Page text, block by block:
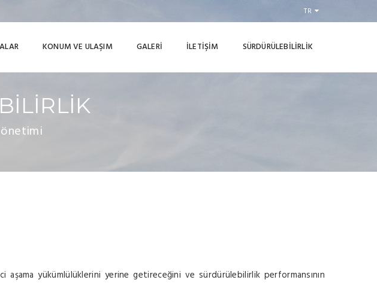
TR
KONUM VE ULAŞIM GALERİ İLETİŞİM SÜRDÜRÜLEBİLİRLİK
yükümlülüklerini yerine getireceğini ve sürdürülebilirlik performansının